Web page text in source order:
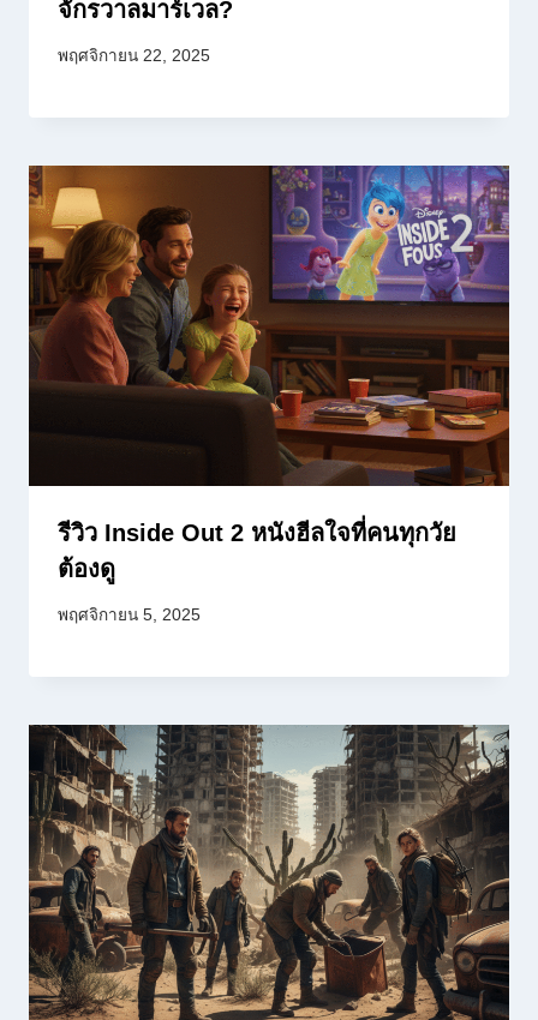
จักรวาลมาร์เวล?
พฤศจิกายน 22, 2025
รีวิว Inside Out 2 หนังฮีลใจที่คนทุกวัย
ต้องดู
พฤศจิกายน 5, 2025